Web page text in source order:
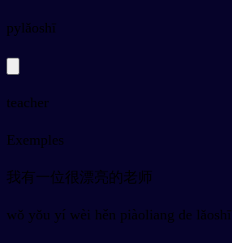
pylǎoshī
teacher
Exemples
我有一位很漂亮的老师
wǒ yǒu yí wèi hěn piàoliang de lǎoshī